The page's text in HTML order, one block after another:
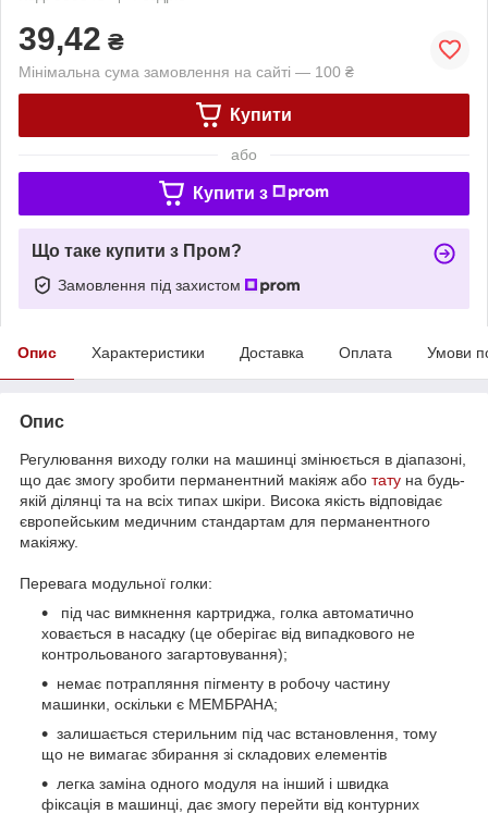
39,42 ₴
Мінімальна сума замовлення на сайті — 100 ₴
Купити
або
Купити з
Що таке купити з Пром?
Замовлення під захистом
Опис Характеристики Доставка Оплата Умови
Опис
Регулювання виходу голки на машинці змінюється в діапазоні,
що дає змогу зробити перманентний макіяж або тату на будь-
якій ділянці та на всіх типах шкіри. Висока якість відповідає
європейським медичним стандартам для перманентного
макіяжу.
Перевага модульної голки:
під час вимкнення картриджа, голка автоматично
ховається в насадку (це оберігає від випадкового не
контрольованого загартовування);
немає потрапляння пігменту в робочу частину
машинки, оскільки є МЕМБРАНА;
залишається стерильним під час встановлення, тому
що не вимагає збирання зі складових елементів
легка заміна одного модуля на інший і швидка
фіксація в машинці, дає змогу перейти від контурних